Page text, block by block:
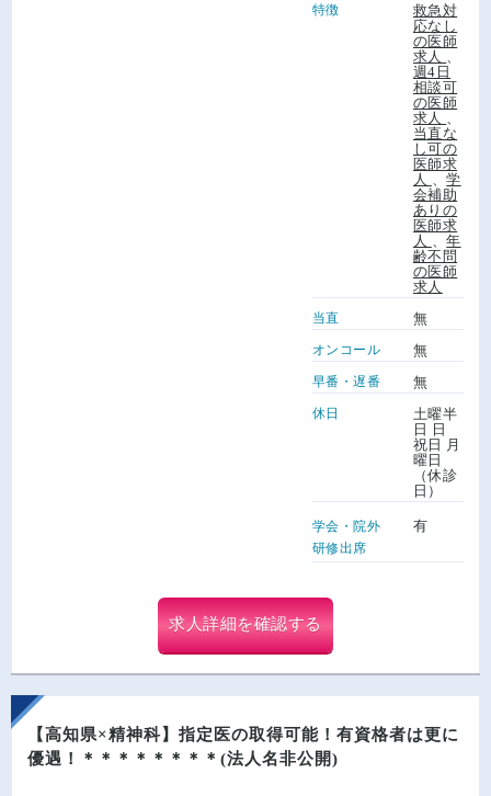
特徴
救急対
応なし
の医師
求人
週4日
相談可
の医師
求人
当直な
し可の
医師求
人
、学
会補助
ありの
医師求
人
、年
齢不問
の医師
求人
当直 無
オンコール 無
早番・遅番 無
休日
土曜半
日 日
祝日 月
曜日
（休診
日）
学会・院外
研修出席
有
求人詳細を確認する
【高知県×精神科】指定医の取得可能！有資格者は更に
優遇！＊＊＊＊＊＊＊＊(法人名非公開)